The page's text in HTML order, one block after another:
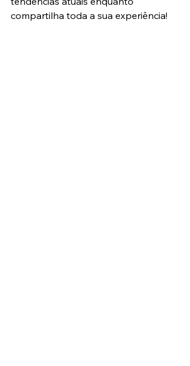
compartilha toda a sua experiência!